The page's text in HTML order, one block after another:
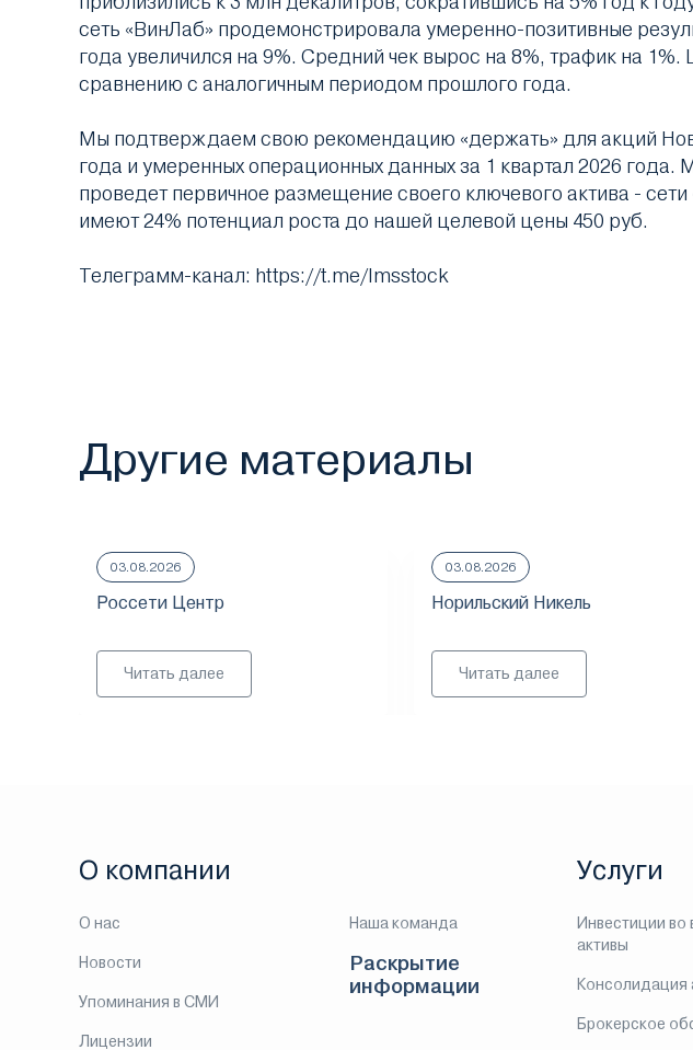
сеть «ВинЛаб» продемонстрировала умеренно-позитивные
года увеличился на 9%. Средний чек вырос на 8%, трафик на
сравнению с аналогичным периодом прошлого года.
Мы подтверждаем свою рекомендацию «держать» для акций
года и умеренных операционных данных за 1 квартал 2026
проведет первичное размещение своего ключевого актива -
имеют 24% потенциал роста до нашей целевой цены 450 руб.
Телеграмм-канал: https://t.me/lmsstock
Другие материалы
03.08.2026
Россети Центр
Читать далее
03.08.2026
Норильский Никель
Читать далее
О компании
О нас
Новости
Упоминания в СМИ
Лицензии
Наша команда
Раскрытие
информации
Услуги
Инвестиции во
активы
Консолидация
Брокерское